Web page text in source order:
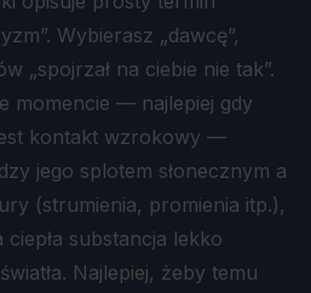
Wybierasz „dawcę”,
„spojrzał na ciebie nie tak”.
momencie — najlepiej gdy
kontakt wzrokowy —
jego splotem słonecznym a
(strumienia, promienia itp.),
substancja lekko
Najlepiej, żeby temu